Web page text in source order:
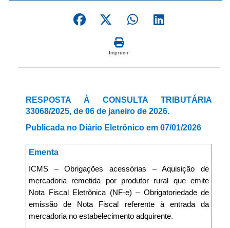
Imprimir
RESPOSTA À CONSULTA TRIBUTÁRIA
33068/2025, de 06 de janeiro de 2026.
Publicada no Diário Eletrônico em 07/01/2026
Ementa
ICMS – Obrigações acessórias – Aquisição de
mercadoria remetida por produtor rural que emite
Nota Fiscal Eletrônica (NF-e) – Obrigatoriedade de
emissão de Nota Fiscal referente à entrada da
mercadoria no estabelecimento adquirente.